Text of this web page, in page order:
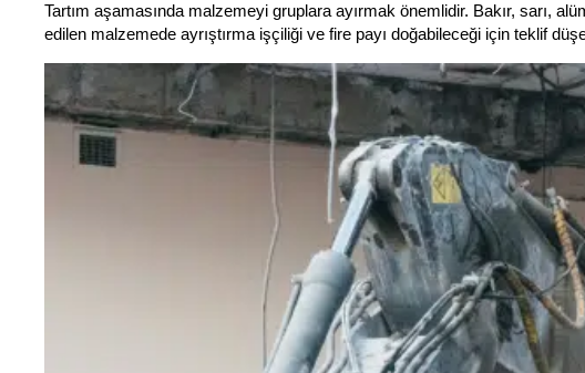
Tartım aşamasında malzemeyi gruplara ayırmak önemlidir. Bakır, sarı,
edilen malzemede ayrıştırma işçiliği ve fire payı doğabileceği için teklif